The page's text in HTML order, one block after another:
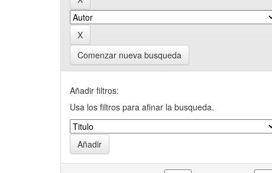
Comenzar nueva busqueda
Añadir filtros:
Usa los filtros para afinar la busqueda.